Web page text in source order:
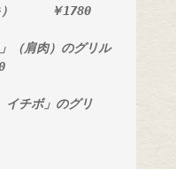
　　　￥1780
（肩肉）のグリル
イチボ」のグリ